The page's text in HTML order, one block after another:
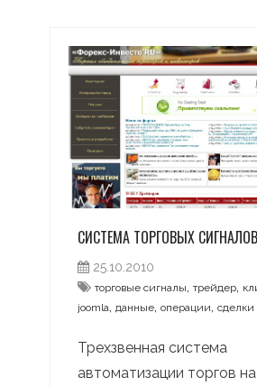
СИСТЕМА ТОРГОВЫХ СИГНАЛОВ
25.10.2010
торговые сигналы трейдер
joomla данные операции сделки
Трехзвенная система
автоматизации торгов